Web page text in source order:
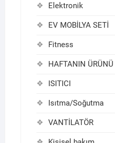
Elektronik
EV MOBİLYA SETİ
Fitness
HAFTANIN ÜRÜNÜ
ISITICI
Isıtma/Soğutma
VANTİLATÖR